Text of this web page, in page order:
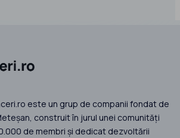
este un grup de companii fondat de
construit în jurul unei comunități
de membri și dedicat dezvoltării